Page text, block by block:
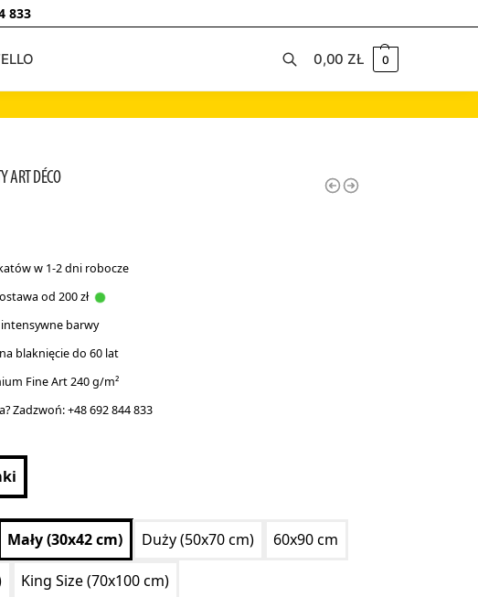
833
Szukaj
0,00ZŁ 0
ART DÉCO
w 1-2 dni robocze
od 200 zł
barwy
blaknięcie do 60 lat
Fine Art 240 g/m²
Zadzwoń:+48 692 844 833
Mały (30x42 cm) Duży (50x70 cm) 60x90 cm
King Size (70x100 cm)